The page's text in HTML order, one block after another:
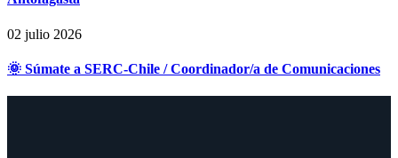
02 julio 2026
🌞 Súmate a SERC-Chile / Coordinador/a de Comunicaciones